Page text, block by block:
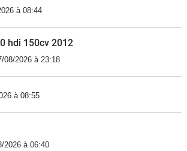
à 08:44
hdi 150cv 2012
08/2026 à 23:18
à 08:55
2026 à 06:40